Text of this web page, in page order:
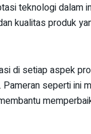
teknologi dalam
kualitas produk
di setiap aspek
seperti ini